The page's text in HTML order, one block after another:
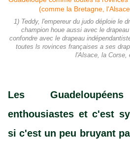
1) Teddy, l'empereur du judo déploie le
champion houe aussi avec le
confondre avec le drapeau
toutes ls rovinces françaises a ses
l'Alsace, la Corse,
Les
enthousiastes et c'est
si c'est un peu bruyant